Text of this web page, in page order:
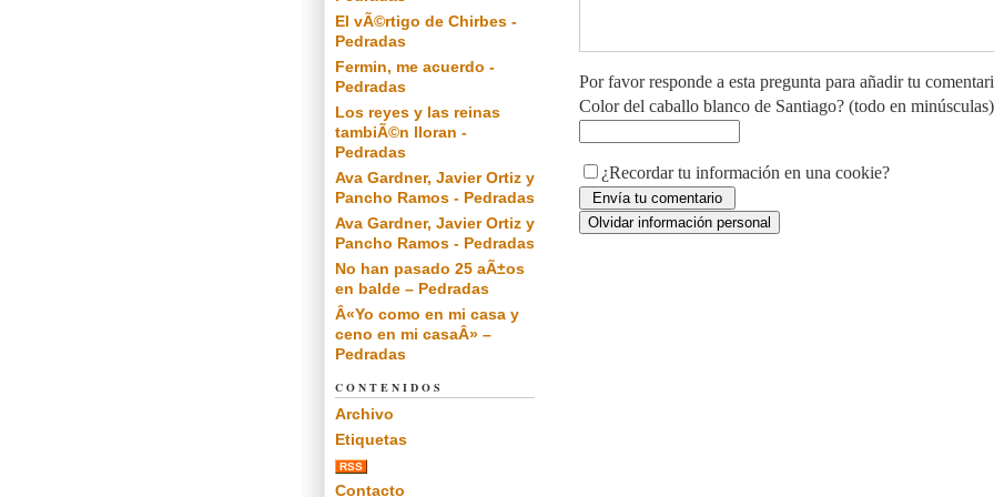
Por favor responde a esta pregunta para añadir tu
Color del caballo blanco de Santiago? (todo en minúsculas)
¿Recordar tu información en una cookie?
El vÃ©rtigo de Chirbes -
Pedradas
Fermin, me acuerdo -
Pedradas
Los reyes y las reinas
tambiÃ©n lloran -
Pedradas
Ava Gardner, Javier Ortiz y
Pancho Ramos - Pedradas
Ava Gardner, Javier Ortiz y
Pancho Ramos - Pedradas
No han pasado 25 aÃ±os
en balde – Pedradas
Â«Yo como en mi casa y
ceno en mi casaÂ» –
Pedradas
CONTENIDOS
Archivo
Etiquetas
RSS
Contacto